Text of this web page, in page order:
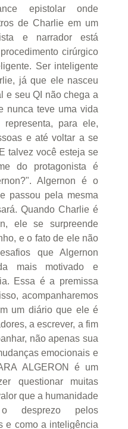
epistolar onde
de Charlie em um
e narrador está
cirúrgico
Ser inteligente
já que ele nasceu
e seu QI não chega a
nunca teve uma vida
para ele,
e até voltar a se
talvez você esteja se
do protagonista é
Algernon é o
passou pela mesma
Quando Charlie é
ele se surpreende
e o fato de ele não
que Algernon
mais motivado e
Essa é a premissa
acompanharemos
um diário que ele é
a escrever, a fim
não apenas sua
emocionais e
ALGERON é um
questionar muitas
que a humanidade
desprezo pelos
e como a inteligência